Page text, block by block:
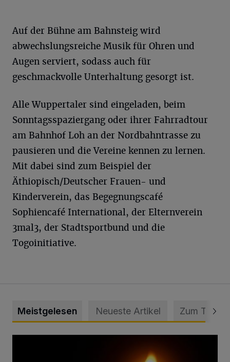
Auf der Bühne am Bahnsteig wird
abwechslungsreiche Musik für Ohren und
Augen serviert, sodass auch für
geschmackvolle Unterhaltung gesorgt ist.
Alle Wuppertaler sind eingeladen, beim
Sonntagsspaziergang oder ihrer Fahrradtour
am Bahnhof Loh an der Nordbahntrasse zu
pausieren und die Vereine kennen zu lernen.
Mit dabei sind zum Beispiel der
Äthiopisch/Deutscher Frauen- und
Kinderverein, das Begegnungscafé
Sophiencafé International, der Elternverein
3mal3, der Stadtsportbund und die
Togoinitiative.
Meistgelesen Neueste Artikel Zum Thema